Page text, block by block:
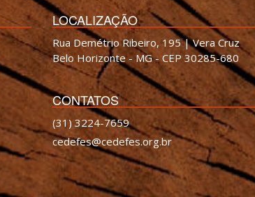
LOCALIZAÇÃO
Rua Demétrio Ribeiro, 195 | Vera Cruz
Belo Horizonte - MG - CEP 30285-680
CONTATOS
(31) 3224-7659
cedefes@cedefes.org.br